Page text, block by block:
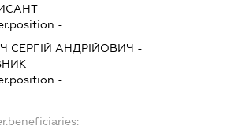
-
СЕРГІЙ АНДРІЙОВИЧ -
-